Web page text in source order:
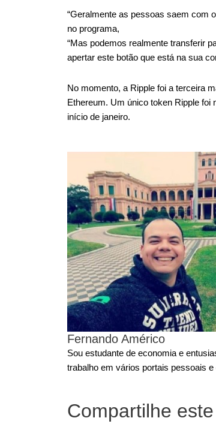
“Geralmente as pessoas saem com
no programa,
“Mas podemos realmente transferir
apertar este botão que está na sua
No momento, a Ripple foi a terceira
Ethereum. Um único token Ripple foi
início de janeiro.
Fernando Américo
Sou estudante de economia e
trabalho em vários portais pessoais
Compartilhe